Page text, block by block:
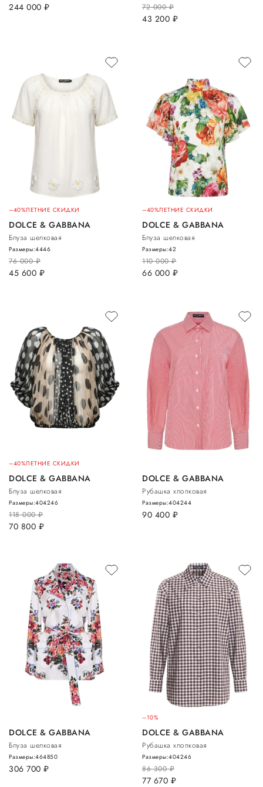
244 000 руб. 72 000руб.
43 200 руб.
–40%ЛЕТНИЕ СКИДКИ
DOLCE & GABBANA
Блуза шелковая
76 000руб.
45 600 руб.
Размеры:4446
–40%ЛЕТНИЕ СКИДКИ
DOLCE & GABBANA
Блуза шелковая
110 000руб.
66 000 руб.
Размеры:42
–40%ЛЕТНИЕ СКИДКИ
DOLCE & GABBANA
Блуза шелковая
118 000руб.
70 800 руб.
Размеры:404246
DOLCE & GABBANA
Рубашка хлопковая
90 400 руб.
Размеры:404244
DOLCE & GABBANA
Блуза шелковая
306 700 руб.
Размеры:464850
–10%
DOLCE & GABBANA
Рубашка хлопковая
86 300руб.
77 670 руб.
Размеры:404246